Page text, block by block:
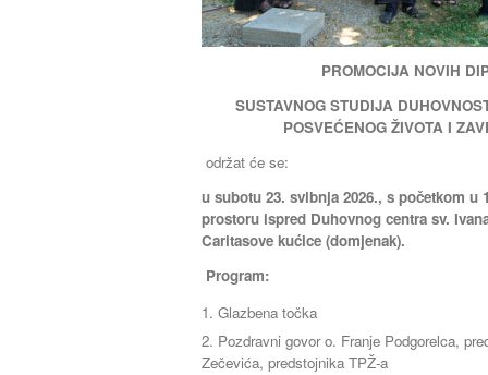
PROMOCIJA NOVIH
SUSTAVNOG STUDIJA
POSVEĆENOG ŽIVOTA I
održat će se:
u subotu 23. svibnja 2026., s početkom u
prostoru ispred Duhovnog centra sv.
Caritasove kućice (domjenak).
Program:
Glazbena točka
Pozdravni govor o. Franje Podgorelca,
Zečevića, predstojnika TPŽ-a